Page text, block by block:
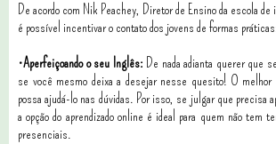
De acordo com Nik Peachey, Diretor de Ensino da escola
é possível incentivar o contato dos jovens de formas
•Aperfeiçoando o seu Inglês: De nada adianta querer que
se você mesmo deixa a desejar nesse quesito! O melhor
possa ajudá-lo nas dúvidas. Por isso, se julgar que precisa
a opção do aprendizado online é ideal para quem não tem
presenciais.